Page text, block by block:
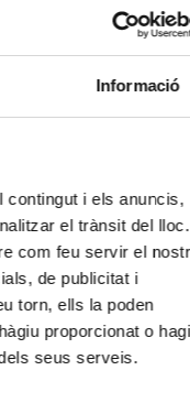
Informació
contingut i els anuncis,
el trànsit del lloc.
com feu servir el
de publicitat i
torn, ells la poden
proporcionat o
seus serveis.